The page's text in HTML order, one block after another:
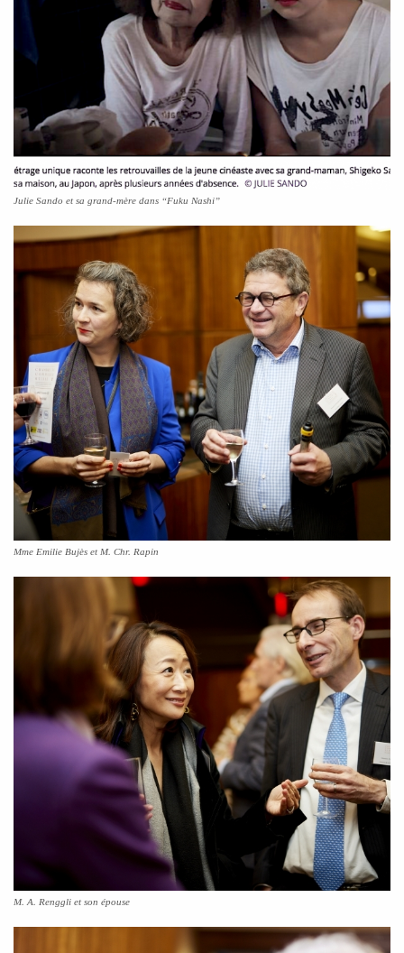
Julie Sando et sa grand-mère dans “Fuku Nashi”
Mme Emilie Bujès et M. Chr. Rapin
M. A. Renggli et son épouse